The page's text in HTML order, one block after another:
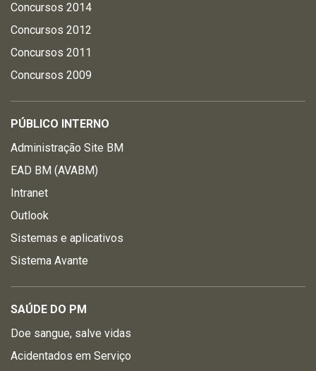
Concursos 2014
Concursos 2012
Concursos 2011
Concursos 2009
PÚBLICO INTERNO
Administração Site BM
EAD BM (AVABM)
Intranet
Outlook
Sistemas e aplicativos
Sistema Avante
SAÚDE DO PM
Doe sangue, salve vidas
Acidentados em Serviço